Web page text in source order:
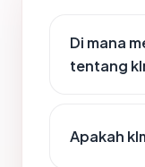
Di mana
tentang
Apakah